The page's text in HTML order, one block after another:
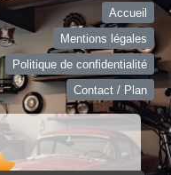
Accueil
Mentions légales
Politique de confidentialité
Contact / Plan